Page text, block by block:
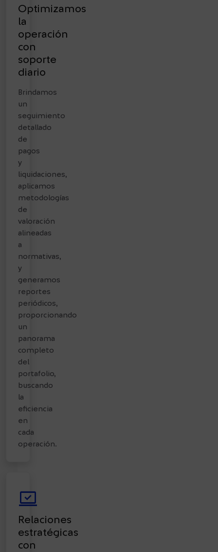
Optimizamos
la
operación
con
soporte
diario
Brindamos
un
seguimiento
detallado
de
pagos
y
liquidaciones,
aplicamos
metodologías
de
valoración
alineadas
a
normativas,
y
generamos
reportes
periódicos,
proporcionando
un
panorama
completo
del
portafolio,
buscando
la
eficiencia
en
cada
operación.
sync_saved_locally
Relaciones
estratégicas
con